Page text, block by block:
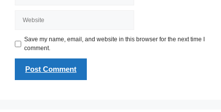
Save my name, email, and website in this browser for the next time I
comment.